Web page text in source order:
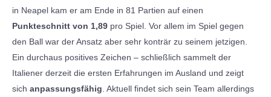
in Neapel kam er am Ende in 81 Partien auf einen
Punkteschnitt von 1,89 pro Spiel. Vor allem im Spiel gegen
den Ball war der Ansatz aber sehr konträr zu seinem jetzigen.
Ein durchaus positives Zeichen – schließlich sammelt der
Italiener derzeit die ersten Erfahrungen im Ausland und zeigt
sich anpassungsfähig . Aktuell findet sich sein Team allerdings